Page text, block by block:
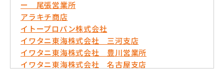
ー 尾張営業所
アラキチ商店
イトープロパン株式会社
イワタニ東海株式会社 三河支店
イワタニ東海株式会社 豊川営業所
イワタニ東海株式会社 名古屋支店